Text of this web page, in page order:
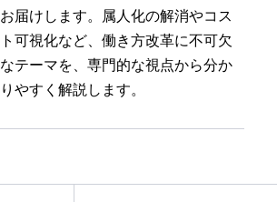
お届けします。属人化の解消やコス
ト可視化など、働き方改革に不可欠
なテーマを、専門的な視点から分か
りやすく解説します。